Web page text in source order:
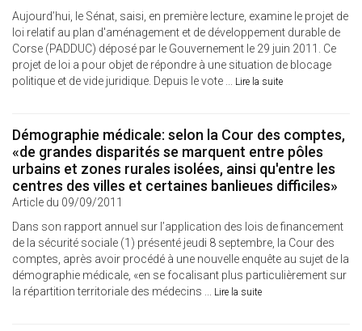
Aujourd’hui, le Sénat, saisi, en première lecture, examine le projet de
loi relatif au plan d'aménagement et de développement durable de
Corse (PADDUC) déposé par le Gouvernement le 29 juin 2011. Ce
projet de loi a pour objet de répondre à une situation de blocage
politique et de vide juridique. Depuis le vote ... Lire la suite
Démographie médicale: selon la Cour des comptes,
«de grandes disparités se marquent entre pôles
urbains et zones rurales isolées, ainsi qu'entre les
centres des villes et certaines banlieues difficiles»
Article du 09/09/2011
Dans son rapport annuel sur l’application des lois de financement
de la sécurité sociale (1) présenté jeudi 8 septembre, la Cour des
comptes, après avoir procédé à une nouvelle enquête au sujet de la
démographie médicale, «en se focalisant plus particulièrement sur
la répartition territoriale des médecins ... Lire la suite